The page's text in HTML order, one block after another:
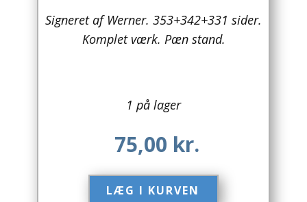
Asien
Børnebøger
Bryggerier
Signeret af Werner. 353+342+331 sider.
Komplet værk. Pæn stand.
1 på lager
75,00 kr.
LÆG I KURVEN​